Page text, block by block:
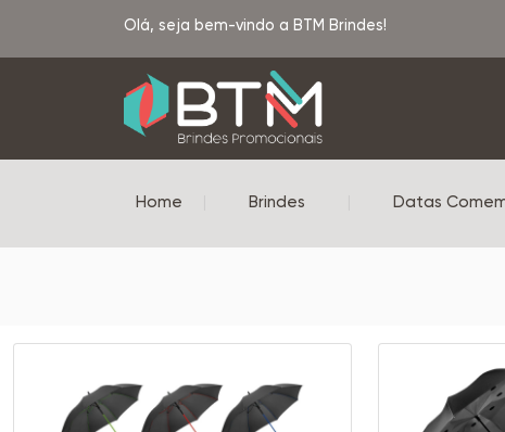
Olá, seja bem-vindo a BTM Brindes!
Home Brindes Datas